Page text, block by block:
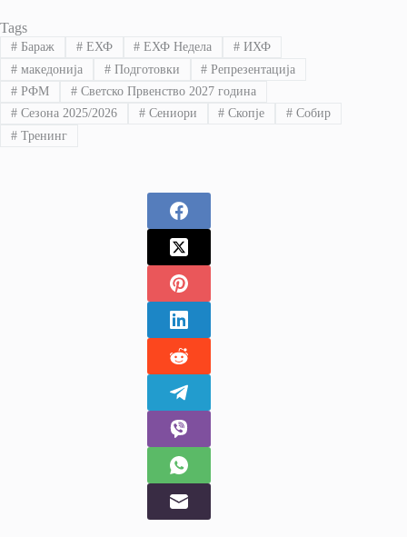
Tags
#Бараж #ЕХФ # ЕХФ Недела # ИХФ
#македонија #Подготовки # Репрезентација
#РФМ #Светско Првенство 2027 година
#Сезона 2025/2026 #Сениори # Скопје # Собир
#Тренинг